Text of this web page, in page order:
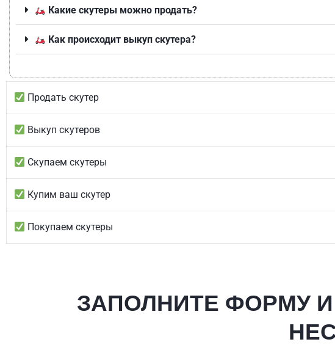
Какие скутеры можно продать?
Как происходит выкуп скутера?
Продать скутер
Выкуп скутеров
Скупаем скутеры
Купим ваш скутер
Покупаем скутеры
ЗАПОЛНИТЕ ФОРМУ